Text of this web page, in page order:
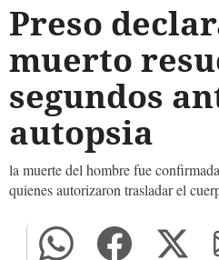
Preso
muerto
segundos
autopsia
la muerte del hombre fue
quienes autorizaron trasladar el